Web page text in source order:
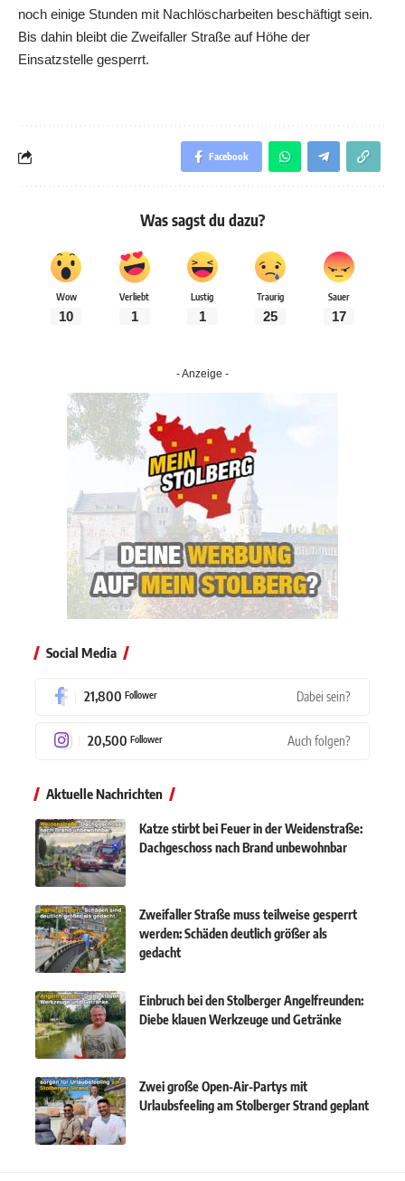
noch einige Stunden mit Nachlöscharbeiten beschäftigt sein.
Bis dahin bleibt die Zweifaller Straße auf Höhe der
Einsatzstelle gesperrt.
Facebook
Was sagst du dazu?
Wow
10
Verliebt
1
Lustig
1
Traurig
25
Sauer
17
- Anzeige -
Social Media
21,800 Follower Dabei sein?
20,500 Follower Auch folgen?
Aktuelle Nachrichten
Katze stirbt bei Feuer in der Weidenstraße:
Dachgeschoss nach Brand unbewohnbar
Zweifaller Straße muss teilweise gesperrt
werden: Schäden deutlich größer als
gedacht
Einbruch bei den Stolberger Angelfreunden:
Diebe klauen Werkzeuge und Getränke
Zwei große Open-Air-Partys mit
Urlaubsfeeling am Stolberger Strand geplant